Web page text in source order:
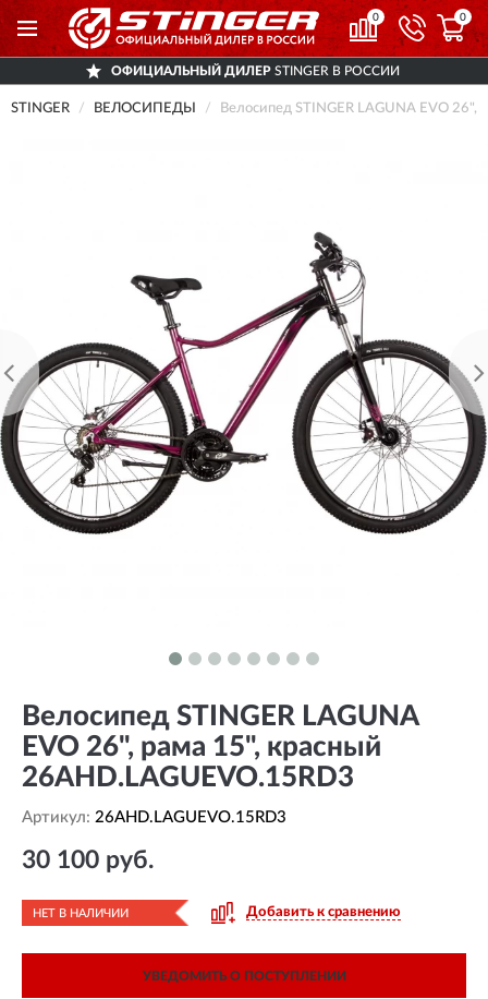
0 0
ОФИЦИАЛЬНЫЙ ДИЛЕР STINGER В РОССИИ
STINGER ВЕЛОСИПЕДЫ Велосипед STINGER LAGUNA EVO 26",
Велосипед STINGER LAGUNA
EVO 26", рама 15", красный
26AHD.LAGUEVO.15RD3
Артикул: 26AHD.LAGUEVO.15RD3
30 100 руб.
НЕТ В НАЛИЧИИ Добавить к сравнению
УВЕДОМИТЬ О ПОСТУПЛЕНИИ